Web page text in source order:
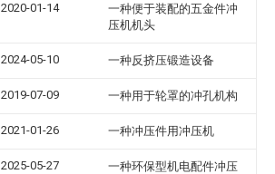
2020-01-14
一种便于装配的五金件冲
压机机头
2024-05-10 一种反挤压锻造设备
2019-07-09 一种用于轮罩的冲孔机构
2021-01-26 一种冲压件用冲压机
2025-05-27
一种环保型机电配件冲压